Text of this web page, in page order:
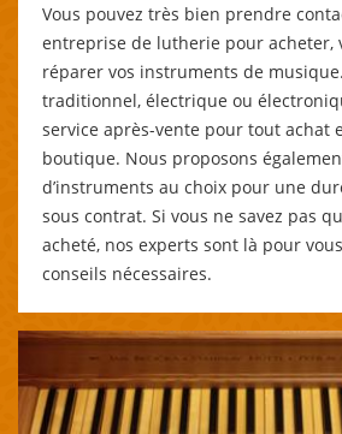
Vous pouvez très bien prendre
entreprise de lutherie pour acheter,
réparer vos instruments de
traditionnel, électrique ou
service après-vente pour tout achat
boutique. Nous proposons
d’instruments au choix pour une
sous contrat. Si vous ne savez pas
acheté, nos experts sont là pour
conseils nécessaires.